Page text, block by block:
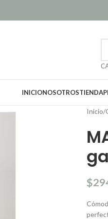
INICIONOSOTROSTIENDA
Inicio/
$